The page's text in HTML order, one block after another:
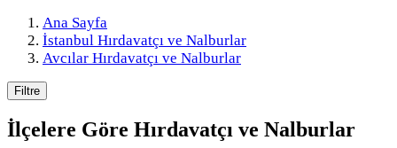
Ana Sayfa
İstanbul Hırdavatçı ve Nalburlar
Avcılar Hırdavatçı ve Nalburlar
Filtre
İlçelere Göre Hırdavatçı ve Nalburlar